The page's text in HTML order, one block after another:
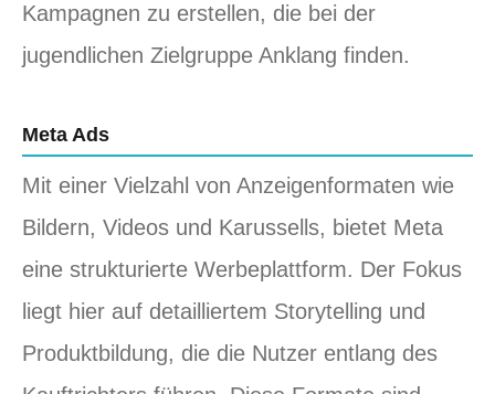
Kampagnen zu erstellen, die bei der
jugendlichen Zielgruppe Anklang finden.
Meta Ads
Mit einer Vielzahl von Anzeigenformaten wie
Bildern, Videos und Karussells, bietet Meta
eine strukturierte Werbeplattform. Der Fokus
liegt hier auf detailliertem Storytelling und
Produktbildung, die die Nutzer entlang des